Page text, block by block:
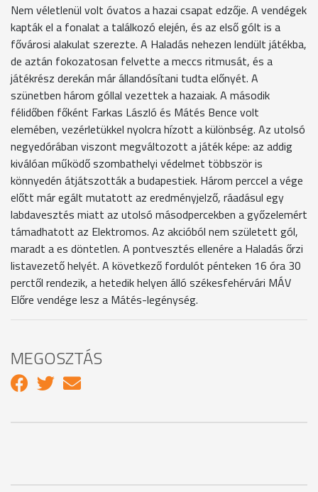
Nem véletlenül volt óvatos a hazai csapat edzője. A vendégek
kapták el a fonalat a találkozó elején, és az első gólt is a
fővárosi alakulat szerezte. A Haladás nehezen lendült játékba,
de aztán fokozatosan felvette a meccs ritmusát, és a
játékrész derekán már állandósítani tudta előnyét. A
szünetben három góllal vezettek a hazaiak. A második
félidőben főként Farkas László és Mátés Bence volt
elemében, vezérletükkel nyolcra hízott a különbség. Az utolsó
negyedórában viszont megváltozott a játék képe: az addig
kiválóan működő szombathelyi védelmet többször is
könnyedén átjátszották a budapestiek. Három perccel a vége
előtt már egált mutatott az eredményjelző, ráadásul egy
labdavesztés miatt az utolsó másodpercekben a győzelemért
támadhatott az Elektromos. Az akcióból nem született gól,
maradt a es döntetlen. A pontvesztés ellenére a Haladás őrzi
listavezető helyét. A következő fordulót pénteken 16 óra 30
perctől rendezik, a hetedik helyen álló székesfehérvári MÁV
Előre vendége lesz a Mátés-legénység.
MEGOSZTÁS